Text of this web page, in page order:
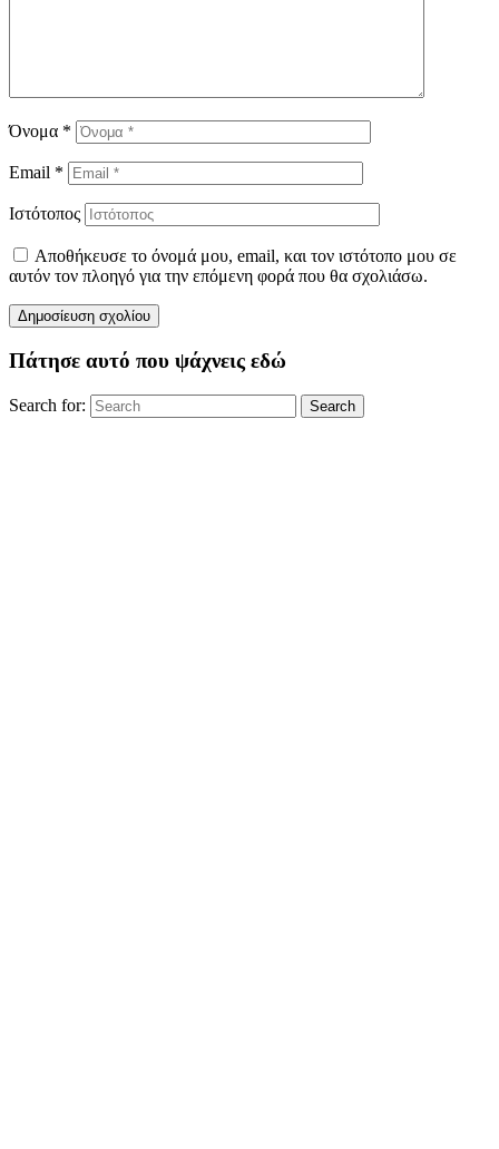
Όνομα *
Email *
Ιστότοπος
Αποθήκευσε το όνομά μου, email, και τον ιστότοπο μου σε
αυτόν τον πλοηγό για την επόμενη φορά που θα σχολιάσω.
Πάτησε αυτό που ψάχνεις εδώ
Search for: Search